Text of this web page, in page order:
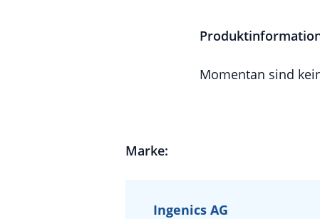
Momentan sind
Marke:
Ingenics AG